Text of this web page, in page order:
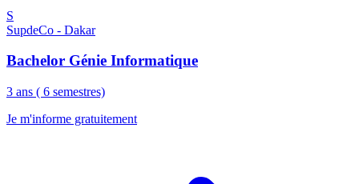
S
SupdeCo - Dakar
Bachelor Génie Informatique
3 ans ( 6 semestres)
Je m'informe gratuitement